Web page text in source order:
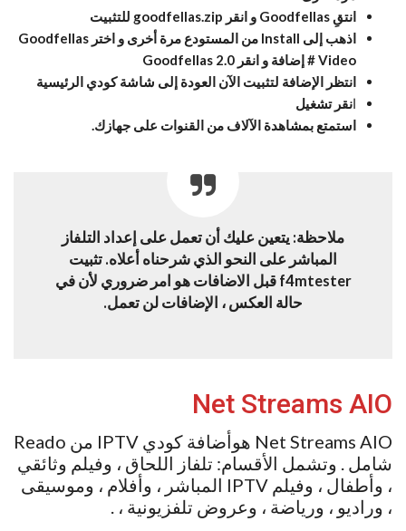
انتقِ Goodfellas و انقر goodfellas.zip للتثبيت
اذهب إلى Install من المستودع مرة أخرى و اختر Goodfellas
# Video إضافة و انقر Goodfellas 2.0
انتظر الإضافة لتثبيت الآن العودة إلى شاشة كودي الرئيسية
انقر تشغيل
استمتع بمشاهدة الآلاف من القنوات على جهازك.
ملاحظة: يتعين عليك أن تعمل على إعداد التلفاز
المباشر على النحو الذي شرحناه أعلاه. تثبيت
f4mtester قبل الاضافات هو امر ضروري لأن في
حالة العكس ، الإضافات لن تعمل.
Net Streams AIO
Net Streams AIO هوأضافة كودي IPTV من Reado
شامل . وتشمل الأقسام: تلفاز اللحاق ، وفيلم وثائقي
، وأطفال ، وفيلم IPTV المباشر ، وأفلام ، وموسيقى
، وراديو ، ورياضة ، وعروض تلفزيونية ، .